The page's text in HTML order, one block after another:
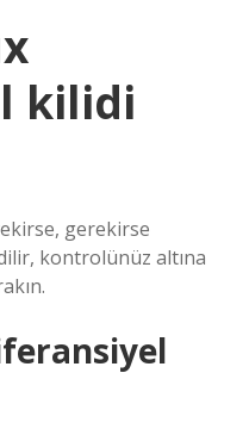
kilidi
gerekirse
kontrolünüz altına